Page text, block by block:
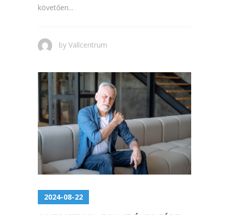
követően...
by Vallcentrum
2024-08-22